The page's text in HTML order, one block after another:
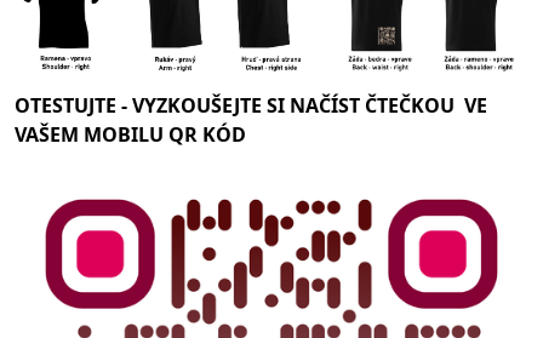
OTESTUJTE -VYZKOUŠEJTE SI NAČÍST ČTEČKOU VE
VAŠEM MOBILU QR KÓD